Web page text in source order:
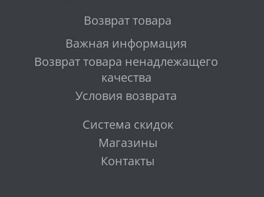
Возврат товара
Важная информация
Возврат товара ненадлежащего
качества
Условия возврата
Система скидок
Магазины
Контакты